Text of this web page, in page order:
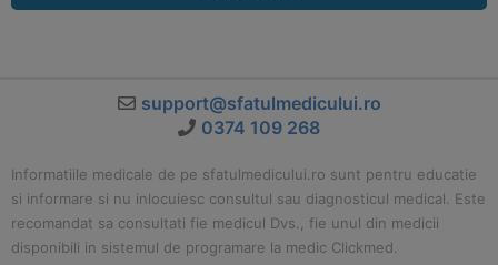
support@sfatulmedicului.ro
0374 109 268
Informatiile medicale de pe sfatulmedicului.ro sunt pentru educatie
si informare si nu inlocuiesc consultul sau diagnosticul medical. Este
recomandat sa consultati fie medicul Dvs., fie unul din medicii
disponibili in sistemul de programare la medic Clickmed.